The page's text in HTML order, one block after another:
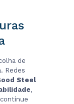
de
Redes
Steel
,